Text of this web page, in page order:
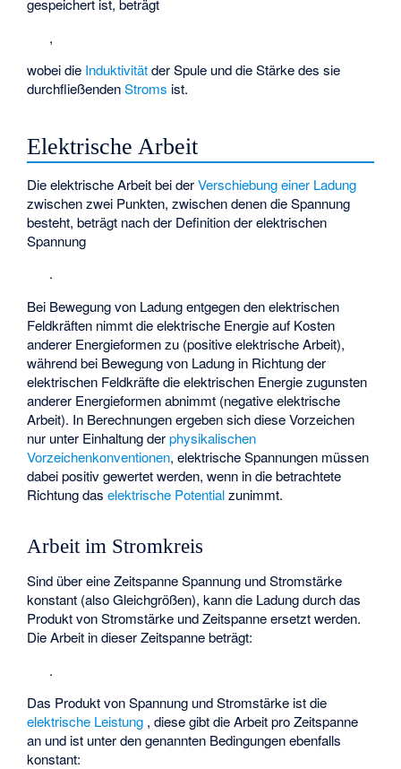
gespeichert ist, beträgt
,
wobeidie Induktivitätder Spule unddie Stärke des sie
durchfließendenStroms ist.
Elektrische Arbeit
Die elektrische Arbeit bei derVerschiebung einer Ladung
zwischen zwei Punkten, zwischen denen die Spannung
besteht, beträgt nach der Definition der elektrischen
Spannung
.
Bei Bewegung von Ladung entgegen den elektrischen
Feldkräften nimmt die elektrische Energie auf Kosten
anderer Energieformen zu (positive elektrische Arbeit),
während bei Bewegung von Ladung in Richtung der
elektrischen Feldkräfte die elektrischen Energie zugunsten
anderer Energieformen abnimmt (negative elektrische
Arbeit). In Berechnungen ergeben sich diese Vorzeichen
nur unter Einhaltung derphysikalischen
Vorzeichenkonventionen, elektrische Spannungen müssen
dabei positiv gewertet werden, wenn in die betrachtete
Richtung daselektrische Potentialzunimmt.
Arbeit im Stromkreis
Sind über eine ZeitspanneSpannung und Stromstärke
konstant (alsoGleichgrößen), kann die Ladung durch das
Produkt von Stromstärke und Zeitspanne ersetzt werden.
Die Arbeit in dieser Zeitspanne beträgt:
.
Das Produkt von Spannung und Stromstärke ist die
elektrische Leistung , diese gibt die Arbeit pro Zeitspanne
an und ist unter den genannten Bedingungen ebenfalls
konstant: